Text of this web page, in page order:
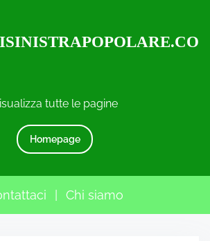
tutte le pagine
Homepage
| Chi siamo